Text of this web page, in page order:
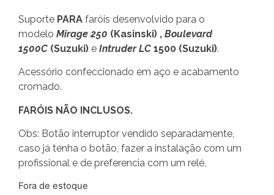
Suporte PARA faróis desenvolvido para o
modelo Mirage 250 (Kasinski) , Boulevard
1500C (Suzuki) e Intruder LC 1500 (Suzuki).
Acessório confeccionado em aço e acabamento
cromado.
FARÓIS NÃO INCLUSOS.
Obs: Botão interruptor vendido separadamente,
caso já tenha o botão, fazer a instalação com um
profissional e de preferencia com um relé.
Fora de estoque